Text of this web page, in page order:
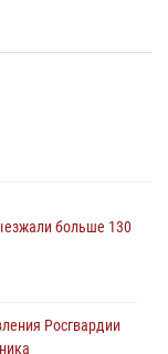
больше 130
Росгвардии